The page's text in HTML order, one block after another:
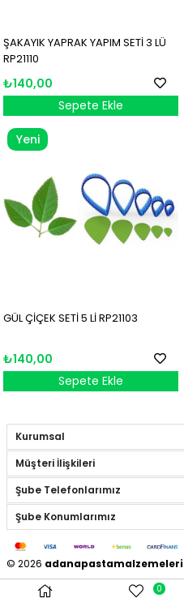
ŞAKAYIK YAPRAK YAPIM SETİ 3 LÜ
RP21110
₺140,00
Sepete Ekle
GÜL ÇİÇEK SETİ 5 Lİ RP21103
₺140,00
Sepete Ekle
Yeni
Kurumsal
Müşteri İlişkileri
Şube Telefonlarımız
Şube Konumlarımız
© 2026 adanapastamalzemeleri
0